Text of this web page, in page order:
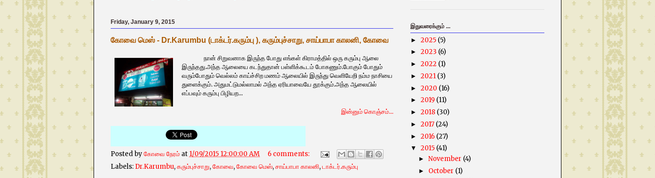
Friday, January 9, 2015
கோவை மெஸ் - Dr.Karumbu (டாக்டர்.கரும்பு ), கரும்புச்சாறு, சாய்பாபா காலனி, கோவை
நான் சிறுவனாக இருந்த போது எங்கள் கிராமத்தில் ஒரு கரும்பு ஆலை
இருந்தது.அந்த ஆலையை கடந்துதான் பள்ளிக்கூடம் போகணும்.போகும் போதும்
வரும்போதும் வெல்லம் காய்ச்சிற மணம் ஆலையில் இருந்து வெளியேறி நம்ம நாசியை
துளைக்கும். அதுமட்டுமல்லாமல் அந்த ஏரியாவையே தூக்கும்.அந்த ஆலையில்
எப்பவும் கரும்பு பிழியற...
இன்னும் கொஞ்சம்...
Posted byகோவை நேரம் at 1/09/2015 12:00:00 AM
6 comments:
Labels: Dr.Karumbu,கரும்புச்சாறு,கோவை,கோவை மெஸ்,சாய்பாபா காலனி,டாக்டர்.கரும்பு
இதுவரைக்கும் ...
► 2025 (5)
► 2023 (6)
► 2022 (1)
► 2021 (3)
► 2020 (16)
► 2019 (11)
► 2018 (30)
► 2017 (24)
► 2016 (27)
▼ 2015 (41)
► November (4)
► October (1)